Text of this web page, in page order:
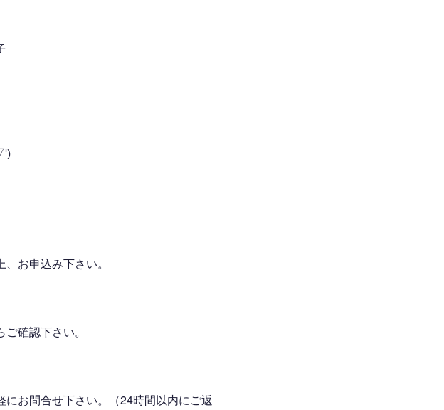
お申込み下さい。
確認下さい。
お問合せ下さい。（24時間以内にご返